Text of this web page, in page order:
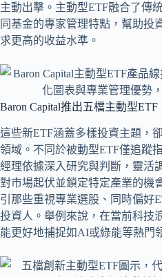
主動出擊。主動型ETF融合了傳
同基金的專家管理特點，幫助投
求更高的收益水準。
Baron Capital推出五檔主動型ETF
這些新ETF涵蓋多樣投資主題，
領域。不同於被動型ETF僅追蹤
經理依據深入研究與判斷，靈活
對市場起伏並鎖定特定產業的機
引那些重視專業選股、同時偏好
投資人。舉例來說，在當前科技
能更好地捕捉如AI或綠能等熱門